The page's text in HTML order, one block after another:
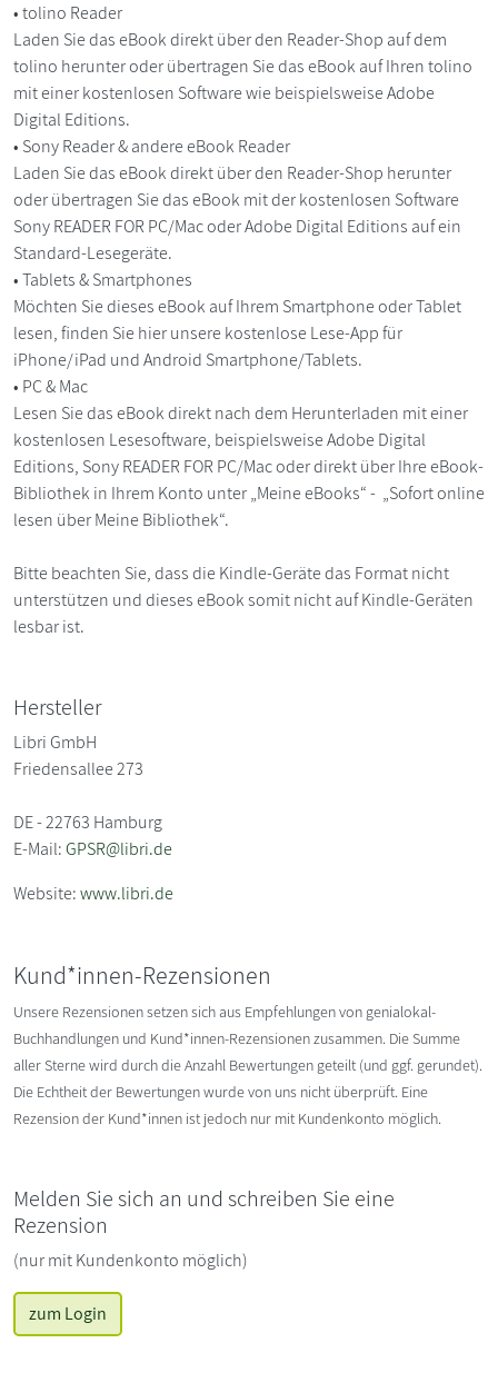
• tolino Reader
Laden Sie das eBook direkt über den Reader-Shop auf dem
tolino herunter oder übertragen Sie das eBook auf Ihren tolino
mit einer kostenlosen Software wie beispielsweise Adobe
Digital Editions.
• Sony Reader & andere eBook Reader
Laden Sie das eBook direkt über den Reader-Shop herunter
oder übertragen Sie das eBook mit der kostenlosen Software
Sony READER FOR PC/Mac oder Adobe Digital Editions auf ein
Standard-Lesegeräte.
• Tablets & Smartphones
Möchten Sie dieses eBook auf Ihrem Smartphone oder Tablet
lesen, finden Sie hier unsere kostenlose Lese-App für
iPhone/iPad und Android Smartphone/Tablets.
• PC & Mac
Lesen Sie das eBook direkt nach dem Herunterladen mit einer
kostenlosen Lesesoftware, beispielsweise Adobe Digital
Editions, Sony READER FOR PC/Mac oder direkt über Ihre eBook-
Bibliothek in Ihrem Konto unter „Meine eBooks“ - „Sofort online
lesen über Meine Bibliothek“.
Bitte beachten Sie, dass die Kindle-Geräte das Format nicht
unterstützen und dieses eBook somit nicht auf Kindle-Geräten
lesbar ist.
Hersteller
Libri GmbH
Friedensallee 273
DE - 22763 Hamburg
E-Mail:GPSR@libri.de
Website:www.libri.de
Kund*innen-Rezensionen
Unsere Rezensionen setzen sich aus Empfehlungen von genialokal-
Buchhandlungen und Kund*innen-Rezensionen zusammen. Die Summe
aller Sterne wird durch die Anzahl Bewertungen geteilt (und ggf. gerundet).
Die Echtheit der Bewertungen wurde von uns nicht überprüft. Eine
Rezension der Kund*innen ist jedoch nur mit Kundenkonto möglich.
Melden Sie sich an und schreiben Sie eine
Rezension
(nur mit Kundenkonto möglich)
zum Login